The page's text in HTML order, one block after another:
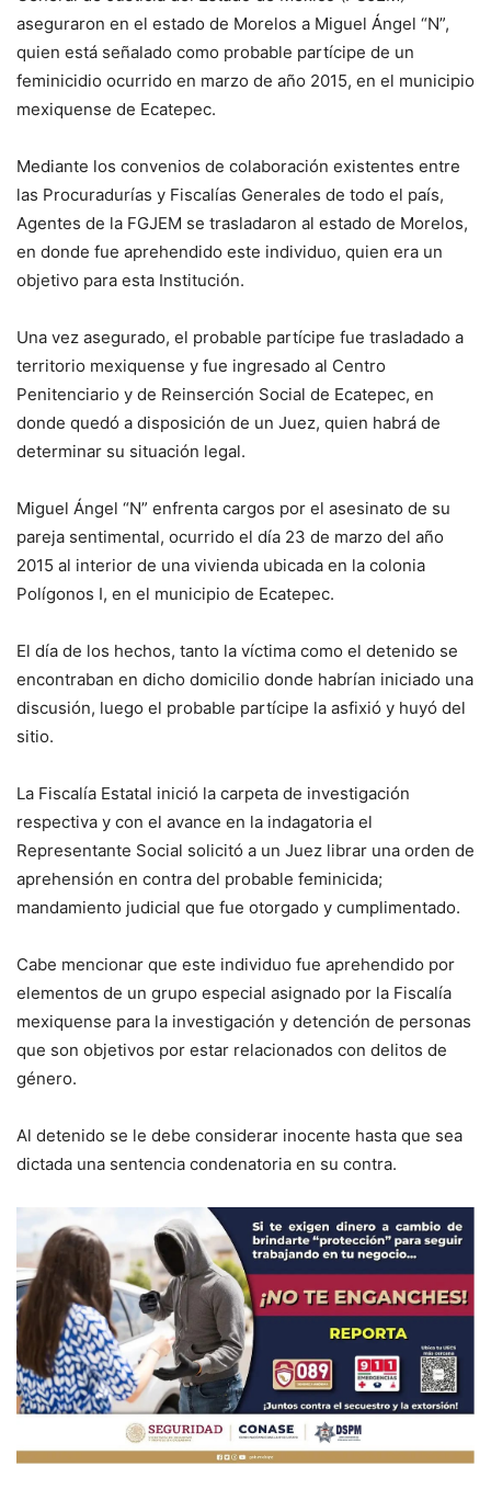
aseguraron en el estado de Morelos a Miguel Ángel “N”,
quien está señalado como probable partícipe de un
feminicidio ocurrido en marzo de año 2015, en el municipio
mexiquense de Ecatepec.
Mediante los convenios de colaboración existentes entre
las Procuradurías y Fiscalías Generales de todo el país,
Agentes de la FGJEM se trasladaron al estado de Morelos,
en donde fue aprehendido este individuo, quien era un
objetivo para esta Institución.
Una vez asegurado, el probable partícipe fue trasladado a
territorio mexiquense y fue ingresado al Centro
Penitenciario y de Reinserción Social de Ecatepec, en
donde quedó a disposición de un Juez, quien habrá de
determinar su situación legal.
Miguel Ángel “N” enfrenta cargos por el asesinato de su
pareja sentimental, ocurrido el día 23 de marzo del año
2015 al interior de una vivienda ubicada en la colonia
Polígonos I, en el municipio de Ecatepec.
El día de los hechos, tanto la víctima como el detenido se
encontraban en dicho domicilio donde habrían iniciado una
discusión, luego el probable partícipe la asfixió y huyó del
sitio.
La Fiscalía Estatal inició la carpeta de investigación
respectiva y con el avance en la indagatoria el
Representante Social solicitó a un Juez librar una orden de
aprehensión en contra del probable feminicida;
mandamiento judicial que fue otorgado y cumplimentado.
Cabe mencionar que este individuo fue aprehendido por
elementos de un grupo especial asignado por la Fiscalía
mexiquense para la investigación y detención de personas
que son objetivos por estar relacionados con delitos de
género.
Al detenido se le debe considerar inocente hasta que sea
dictada una sentencia condenatoria en su contra.